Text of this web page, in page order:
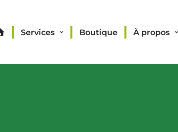
Services Boutique À propos